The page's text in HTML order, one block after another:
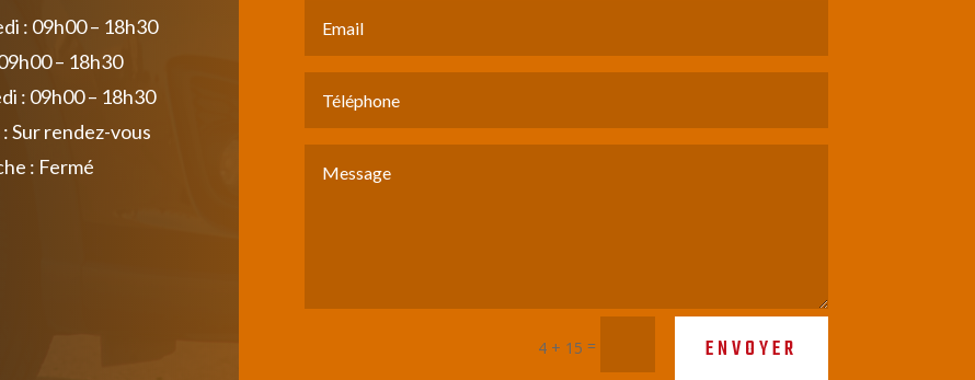
: 09h00 – 18h30
– 18h30
: 09h00 – 18h30
: Sur rendez-vous
: Fermé
4 + 15 = ENVOYER